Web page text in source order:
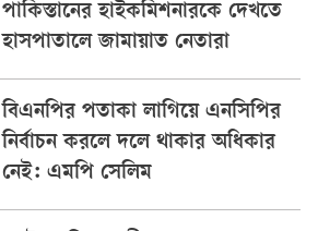
পাকিস্তানের হাইকমিশনারকে দেখতে
হাসপাতালে জামায়াত নেতারা
বিএনপির পতাকা লাগিয়ে এনসিপির
নির্বাচন করলে দলে থাকার অধিকার
নেই: এমপি সেলিম